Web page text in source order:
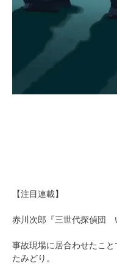
【注目連載】
赤川次郎『三世代探偵団
事故現場に居合わせたこ
たみどり。